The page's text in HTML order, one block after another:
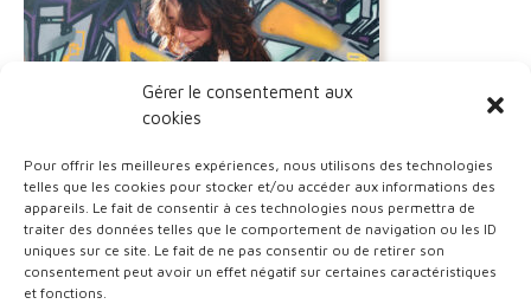
Gérer le consentement aux
cookies
Pour offrir les meilleures expériences, nous utilisons des technologies
telles que les cookies pour stocker et/ou accéder aux informations des
appareils. Le fait de consentir à ces technologies nous permettra de
traiter des données telles que le comportement de navigation ou les ID
uniques sur ce site. Le fait de ne pas consentir ou de retirer son
consentement peut avoir un effet négatif sur certaines caractéristiques
et fonctions.